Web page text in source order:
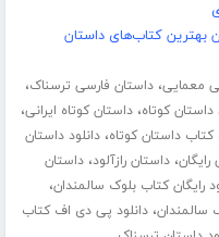
بهترین کتاب‌های داستان
معمایی،داستان فارسی ترسناک،
داستان کوتاه،داستان کوتاه ایرانی،
کتاب داستان کوتاه،دانلود داستان
رایگان،داستان رازآلود،داستان
رایگان کتاب بلوک سالمندان،
،دانلود پی دی اف کتاب